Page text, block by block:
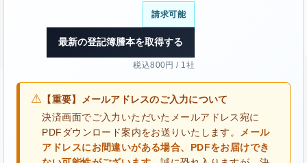
請求可能
最新の登記簿謄本を取得する
税込800円 / 1社
⚠ 【重要】メールアドレスのご入力について
決済画面でご入力いただいたメールアドレス宛に
PDFダウンロード案内をお送りいたします。
メール
アドレスにお間違いがある場合、PDFをお届けでき